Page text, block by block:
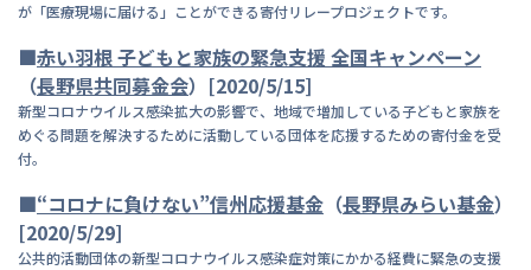
が「医療現場に届ける」ことができる寄付リレープロジェクトです。
■赤い羽根 子どもと家族の緊急支援 全国キャンペーン
（長野県共同募金会）[2020/5/15]
新型コロナウイルス感染拡大の影響で、地域で増加している子どもと家族を
めぐる問題を解決するために活動している団体を応援するための寄付金を受
付。
■“コロナに負けない”信州応援基金 （長野県みらい基金）
[2020/5/29]
公共的活動団体の新型コロナウイルス感染症対策にかかる経費に緊急の支援